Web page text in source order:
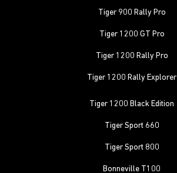
Tiger 900 Rally Pro
Tiger 1200 GT Pro
Tiger 1200 Rally Pro
Tiger 1200 Rally Explorer
Tiger 1200 Black Edition
Tiger Sport 660
Tiger Sport 800
Bonneville T100